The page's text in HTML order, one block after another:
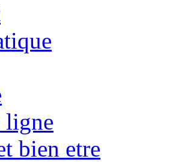
ligne
bien etre